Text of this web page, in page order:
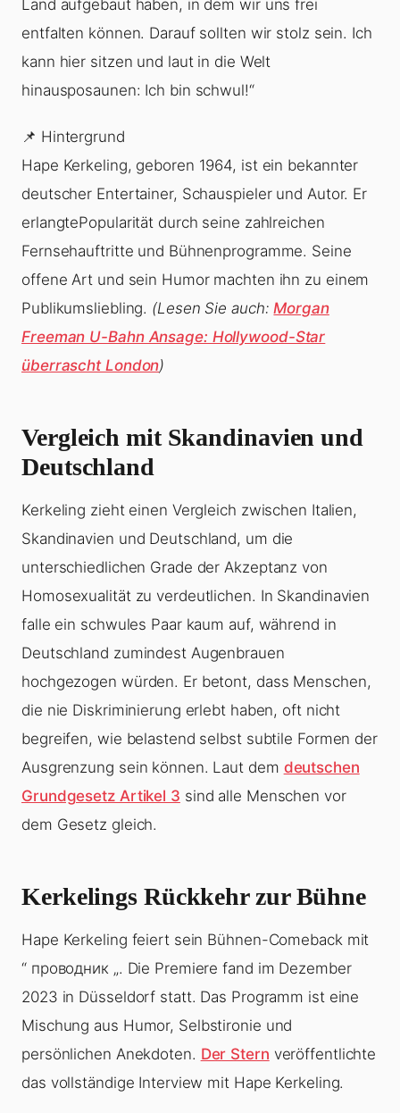
Land aufgebaut haben, in dem wir uns frei
entfalten können. Darauf sollten wir stolz sein. Ich
kann hier sitzen und laut in die Welt
hinausposaunen: Ich bin schwul!“
📌 Hintergrund
Hape Kerkeling, geboren 1964, ist ein bekannter
deutscher Entertainer, Schauspieler und Autor. Er
erlangtePopularität durch seine zahlreichen
Fernsehauftritte und Bühnenprogramme. Seine
offene Art und sein Humor machten ihn zu einem
Publikumsliebling. (Lesen Sie auch:Morgan
Freeman U-Bahn Ansage: Hollywood-Star
überrascht London)
Vergleich mit Skandinavien und
Deutschland
Kerkeling zieht einen Vergleich zwischen Italien,
Skandinavien und Deutschland, um die
unterschiedlichen Grade der Akzeptanz von
Homosexualität zu verdeutlichen. In Skandinavien
falle ein schwules Paar kaum auf, während in
Deutschland zumindest Augenbrauen
hochgezogen würden. Er betont, dass Menschen,
die nie Diskriminierung erlebt haben, oft nicht
begreifen, wie belastend selbst subtile Formen der
Ausgrenzung sein können. Laut dem deutschen
Grundgesetz Artikel 3 sind alle Menschen vor
dem Gesetz gleich.
Kerkelings Rückkehr zur Bühne
Hape Kerkeling feiert sein Bühnen-Comeback mit
“ проводник „. Die Premiere fand im Dezember
2023 in Düsseldorf statt. Das Programm ist eine
Mischung aus Humor, Selbstironie und
persönlichen Anekdoten. Der Stern veröffentlichte
das vollständige Interview mit Hape Kerkeling.